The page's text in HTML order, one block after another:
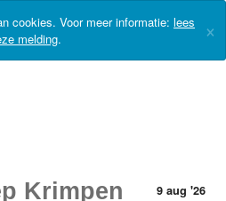
cookies. Voor meer informatie: lees
melding. ×
Krimpen 9 aug '26